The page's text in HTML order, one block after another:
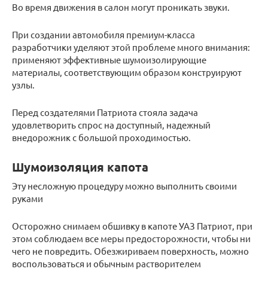
Во время движения в салон могут проникать звуки.
При создании автомобиля премиум-класса
разработчики уделяют этой проблеме много внимания:
применяют эффективные шумоизолирующие
материалы, соответствующим образом конструируют
узлы.
Перед создателями Патриота стояла задача
удовлетворить спрос на доступный, надежный
внедорожник с большой проходимостью.
Шумоизоляция капота
Эту несложную процедуру можно выполнить своими
руками
Осторожно снимаем обшивку в капоте УАЗ Патриот, при
этом соблюдаем все меры предосторожности, чтобы ни
чего не повредить. Обезжириваем поверхность, можно
воспользоваться и обычным растворителем